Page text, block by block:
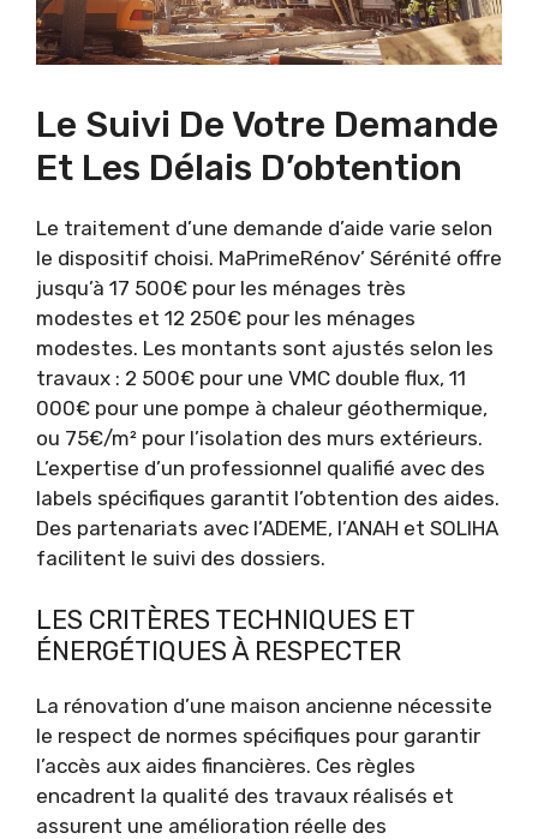
Le Suivi De Votre Demande
Et Les Délais D’obtention
Le traitement d’une demande d’aide varie selon
le dispositif choisi. MaPrimeRénov’ Sérénité offre
jusqu’à 17 500€ pour les ménages très
modestes et 12 250€ pour les ménages
modestes. Les montants sont ajustés selon les
travaux : 2 500€ pour une VMC double flux, 11
000€ pour une pompe à chaleur géothermique,
ou 75€/m² pour l’isolation des murs extérieurs.
L’expertise d’un professionnel qualifié avec des
labels spécifiques garantit l’obtention des aides.
Des partenariats avec l’ADEME, l’ANAH et SOLIHA
facilitent le suivi des dossiers.
LES CRITÈRES TECHNIQUES ET
ÉNERGÉTIQUES À RESPECTER
La rénovation d’une maison ancienne nécessite
le respect de normes spécifiques pour garantir
l’accès aux aides financières. Ces règles
encadrent la qualité des travaux réalisés et
assurent une amélioration réelle des